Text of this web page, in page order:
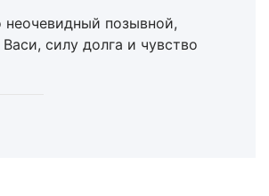
неочевидный позывной,
силу долга и чувство